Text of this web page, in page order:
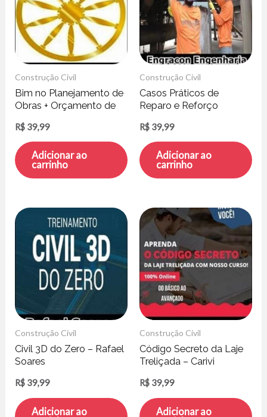
Construção Civil
Bim no Planejamento de
Obras + Orçamento de
Monteiro
R$ 39,99
Adicionar ao
carrinho
Construção Civil
Casos Práticos de
Reparo e Reforço
Engenharia de Estruturas
R$ 39,99
Adicionar ao
carrinho
Construção Civil
Civil 3D do Zero – Rafael
Soares
R$ 39,99
Adicionar ao
Construção Civil
Código Secreto da Laje
Treliçada – Carivi
R$ 39,99
Adicionar ao